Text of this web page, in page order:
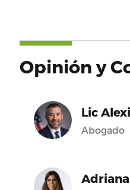
Opinión y
Lic
Abogado